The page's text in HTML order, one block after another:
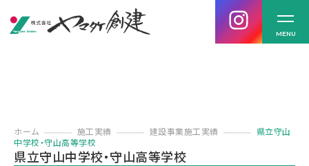
MENU
ホーム 施工実績 建設事業施工実績
県立守山
中学校・守山高等学校
県立守山中学校・守山高等学校